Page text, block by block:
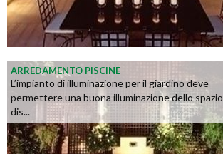
ARREDAMENTO PISCINE
L’impianto di illuminazione per il giardino deve
permettere una buona illuminazione dello spazio
dis...